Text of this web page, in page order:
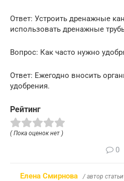
Ответ: Устроить дренажные
использовать дренажные
Вопрос: Как часто нужно
Ответ: Ежегодно вносить
удобрения.
Рейтинг
( Пока оценок нет )
0
Елена Смирнова / автор статьи